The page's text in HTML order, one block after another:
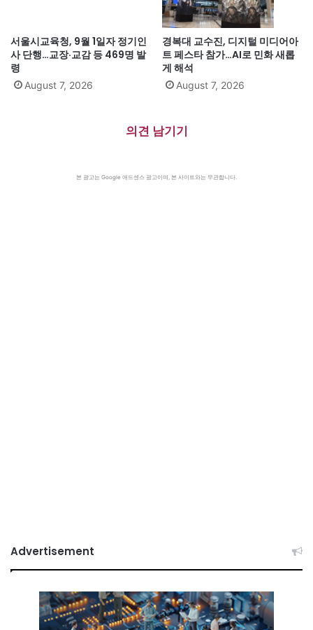
서울시교육청, 9월 1일자 정기인
사 단행…교장·교감 등 469명 발
령
August 7, 2026
경복대 교수진, 디지털 미디어아
트 페스타 참가…AI로 민화 새롭
게 해석
August 7, 2026
의견 남기기
본 광고는 Google 애드센스 광고이며, 본 사이트와는 무관합니다.
Advertisement